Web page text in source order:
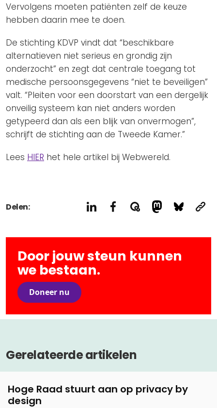
Vervolgens moeten patiënten zelf de keuze
hebben daarin mee te doen.
De stichting KDVP vindt dat “beschikbare
alternatieven niet serieus en grondig zijn
onderzocht” en zegt dat centrale toegang tot
medische persoonsgegevens “niet te beveiligen”
valt. “Pleiten voor een doorstart van een dergelijk
onveilig systeem kan niet anders worden
getypeerd dan als een blijk van onvermogen”,
schrijft de stichting aan de Tweede Kamer.”
Lees HIER het hele artikel bij Webwereld.
Delen:
Door jouw steun kunnen
we bestaan.
Doneer nu
Gerelateerde artikelen
Hoge Raad stuurt aan op privacy by
design